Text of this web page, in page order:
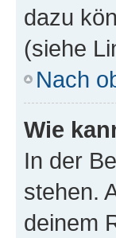
dazu
(siehe
Nach
Wie
In der
stehen.
deinem